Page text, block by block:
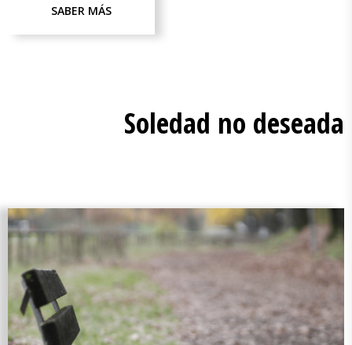
SABER MÁS
Soledad no deseada